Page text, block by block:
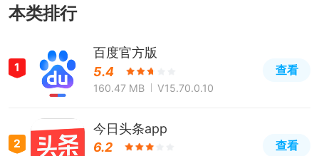
本类排行
1
百度官方版
5.4
160.47 MB V15.70.0.10
查看
2
今日头条app
6.2
查看